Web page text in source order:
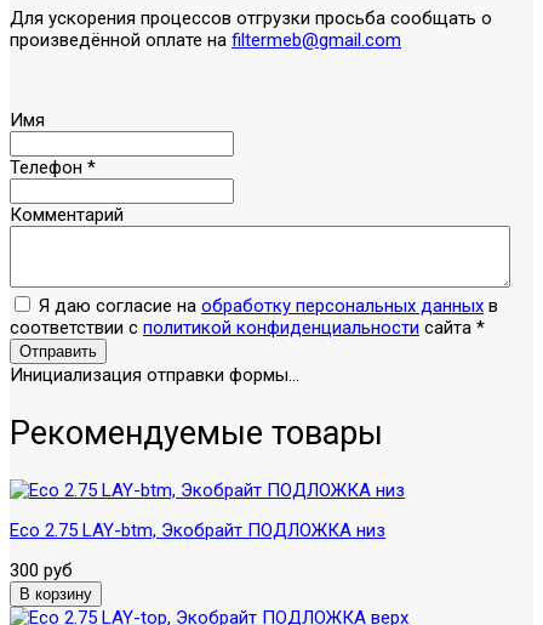
Для ускорения процессов отгрузки просьба сообщать о
произведённой оплате на filtermeb@gmail.com
Имя
Телефон *
Комментарий
Я даю согласие на обработку персональных данных в
соответствии с политикой конфиденциальности сайта *
Отправить
Инициализация отправки формы...
Рекомендуемые товары
Eco 2.75 LAY-btm, Экобрайт ПОДЛОЖКА низ
300 руб